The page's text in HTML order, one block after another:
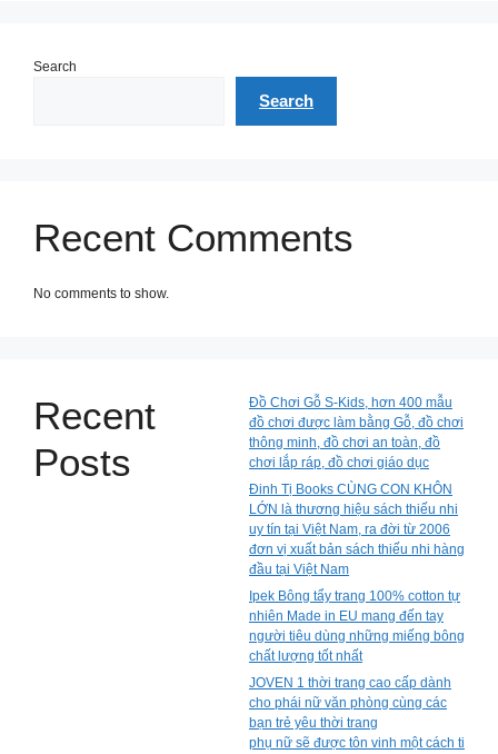
Search
Search
Recent Comments
No comments to show.
Recent
Posts
Đồ Chơi Gỗ S-Kids, hơn 400 mẫu
đồ chơi được làm bằng Gỗ, đồ chơi
thông minh, đồ chơi an toàn, đồ
chơi lắp ráp, đồ chơi giáo dục
Đinh Tị Books CÙNG CON KHÔN
LỚN là thương hiệu sách thiếu nhi
uy tín tại Việt Nam, ra đời từ 2006
đơn vị xuất bản sách thiếu nhi hàng
đầu tại Việt Nam
Ipek Bông tẩy trang 100% cotton tự
nhiên Made in EU mang đến tay
người tiêu dùng những miếng bông
chất lượng tốt nhất
JOVEN 1 thời trang cao cấp dành
cho phái nữ văn phòng cùng các
bạn trẻ yêu thời trang
phụ nữ sẽ được tôn vinh một cách ti